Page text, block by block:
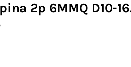
2p 6MMQ D10-